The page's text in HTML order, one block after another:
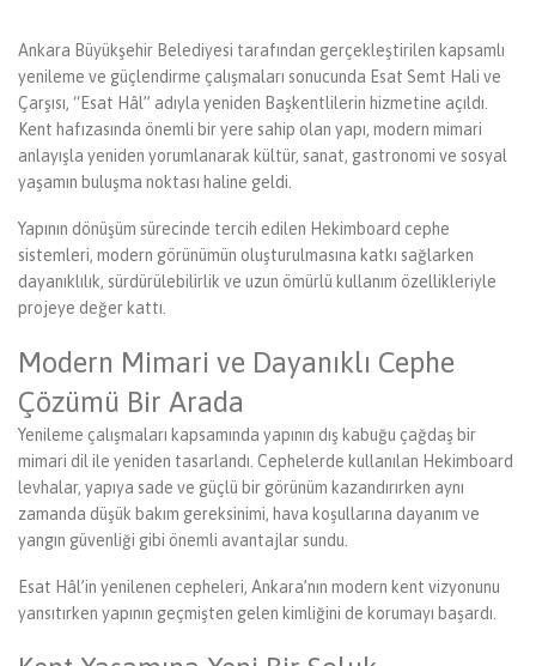
Ankara Büyükşehir Belediyesi tarafından gerçekleştirilen kapsamlı
yenileme ve güçlendirme çalışmaları sonucunda Esat Semt Hali ve
Çarşısı, “Esat Hâl” adıyla yeniden Başkentlilerin hizmetine açıldı.
Kent hafızasında önemli bir yere sahip olan yapı, modern mimari
anlayışla yeniden yorumlanarak kültür, sanat, gastronomi ve sosyal
yaşamın buluşma noktası haline geldi.
Yapının dönüşüm sürecinde tercih edilen Hekimboard cephe
sistemleri, modern görünümün oluşturulmasına katkı sağlarken
dayanıklılık, sürdürülebilirlik ve uzun ömürlü kullanım özellikleriyle
projeye değer kattı.
Modern Mimari ve Dayanıklı Cephe
Çözümü Bir Arada
Yenileme çalışmaları kapsamında yapının dış kabuğu çağdaş bir
mimari dil ile yeniden tasarlandı. Cephelerde kullanılan Hekimboard
levhalar, yapıya sade ve güçlü bir görünüm kazandırırken aynı
zamanda düşük bakım gereksinimi, hava koşullarına dayanım ve
yangın güvenliği gibi önemli avantajlar sundu.
Esat Hâl’in yenilenen cepheleri, Ankara’nın modern kent vizyonunu
yansıtırken yapının geçmişten gelen kimliğini de korumayı başardı.